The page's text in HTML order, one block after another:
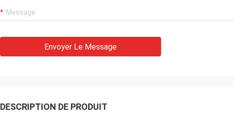
Envoyer Le Message
DESCRIPTION DE PRODUIT